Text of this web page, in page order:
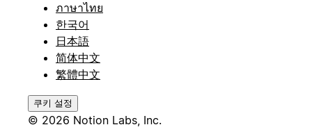
ภาษาไทย
한국어
日本語
简体中文
繁體中文
쿠키 설정
© 2026 Notion Labs, Inc.